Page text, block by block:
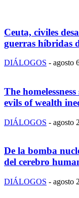
Ceuta, civiles
guerras híbridas
DIÁLOGOS - agosto
The
evils of wealth
DIÁLOGOS - agosto
De la bomba
del cerebro
DIÁLOGOS - agosto